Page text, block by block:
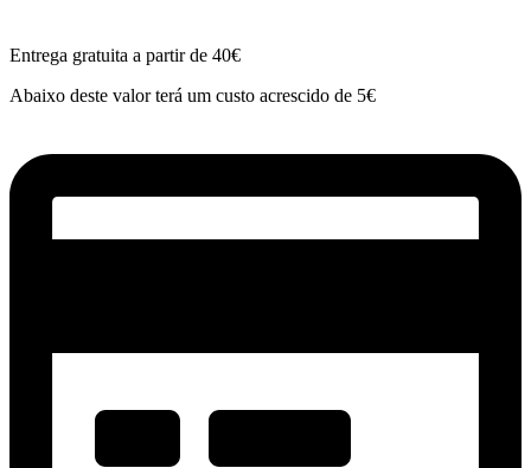
Entrega gratuita a partir de 40€
Abaixo deste valor terá um custo acrescido de 5€